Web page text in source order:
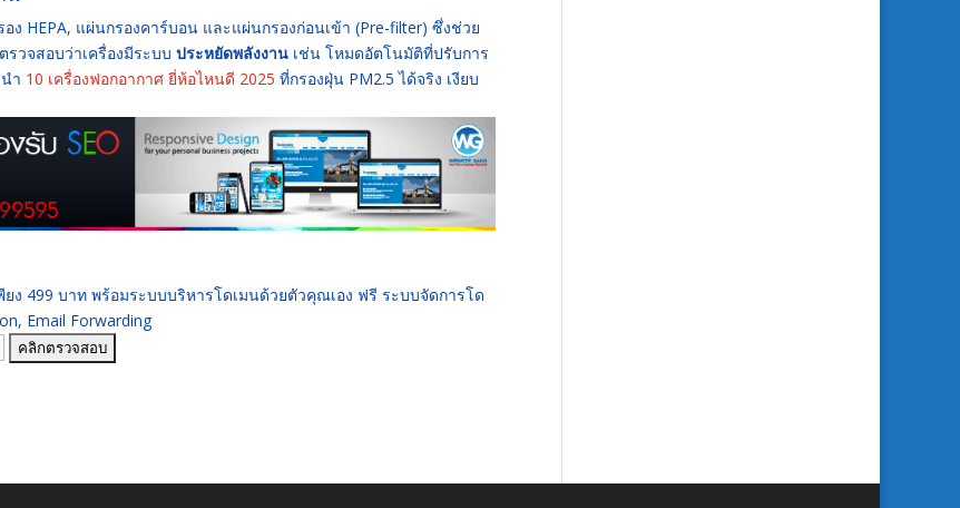
ง HEPA, แผ่นกรองคาร์บอน และแผ่นกรองก่อนเข้า (Pre-filter) ซึ่งช่วย
วจสอบว่าเครื่องมีระบบ ประหยัดพลังงาน เช่น โหมดอัตโนมัติที่ปรับการ
ำ 10 เครื่องฟอกอากาศ ยี่ห้อไหนดี 2025 ที่กรองฝุ่น PM2.5 ได้จริง เงียบ
ง 499 บาท พร้อมระบบบริหารโดเมนด้วยตัวคุณเอง ฟรี ระบบจัดการโด
Email Forwarding